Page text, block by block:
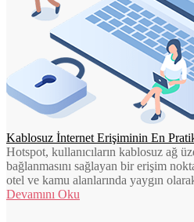
Kablosuz İnternet Erişiminin En
Hotspot, kullanıcıların kablosuz ağ
bağlanmasını sağlayan bir erişim
otel ve kamu alanlarında yaygın
Devamını Oku